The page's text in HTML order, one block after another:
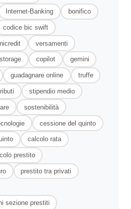
Internet-Banking bonifico
codice bic swift
versamenti
copilot gemini
guadagnare online truffe
stipendio medio
sostenibilità
cessione del quinto
calcolo rata
prestito
prestito tra privati
sezione prestiti